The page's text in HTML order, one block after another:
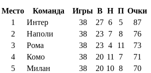
Место Команда Игры В Н П Очки
1
Интер 38 27 6 5
87
2
Наполи 38 23 7 8
76
3
Рома 38 23 4 11
73
4
Комо 38 20 11 7
71
5
Милан 38 20 10 8
70